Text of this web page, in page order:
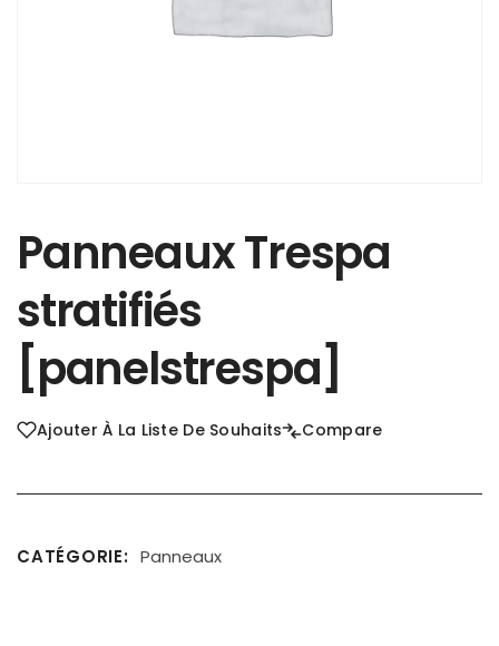
Panneaux Trespa
stratifiés
[panelstrespa]
Compare
Ajouter À La Liste De Souhaits
CATÉGORIE Panneaux